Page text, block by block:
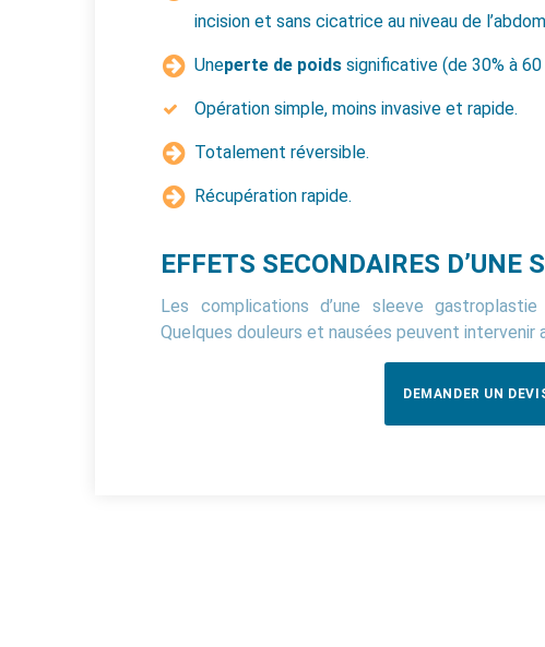
incision et sans cicatrice au niveau de
Uneperte de poids significative (de 30% à
Opération simple, moins invasive et rapide.
Totalement réversible.
Récupération rapide.
EFFETS SECONDAIRES D’UNE
Les complications d’une sleeve
Quelques douleurs et nausées peuvent intervenir
DEMANDER UN